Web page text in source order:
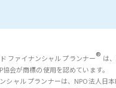
ファイナンシャル プランナー® は
会が商標の使用を認めています。
シャル プランナーは、NPO法人日本